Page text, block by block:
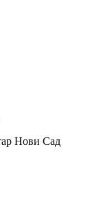
Нови Сад